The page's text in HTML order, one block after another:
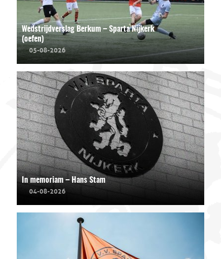
Wedstrijdverslag Berkum – Sparta Nijkerk
(oefen)
05-08-2026
In memoriam – Hans Stam
04-08-2026